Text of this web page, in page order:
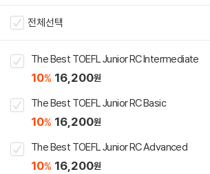
전체선택
The Best TOEFL Junior RC Intermediate
10% 16,200원
The Best TOEFL Junior RC Basic
10% 16,200원
The Best TOEFL Junior RC Advanced
10% 16,200원